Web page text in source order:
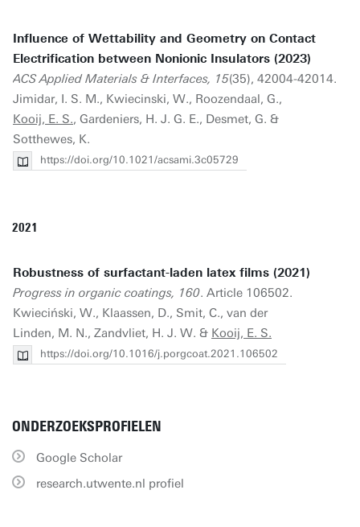
Influence of Wettability and Geometry on Contact
Electrification between Nonionic Insulators (2023)
ACS Applied Materials & Interfaces, 15(35), 42004-42014.
Jimidar, I. S. M., Kwiecinski, W., Roozendaal, G.,
Kooij, E. S., Gardeniers, H. J. G. E., Desmet, G. &
Sotthewes, K.
https://doi.org/10.1021/acsami.3c05729
2021
Robustness of surfactant-laden latex films (2021)
Progress in organic coatings, 160. Article 106502.
Kwieciński, W., Klaassen, D., Smit, C., van der
Linden, M. N., Zandvliet, H. J. W. & Kooij, E. S.
https://doi.org/10.1016/j.porgcoat.2021.106502
ONDERZOEKSPROFIELEN
Google Scholar
research.utwente.nl profiel